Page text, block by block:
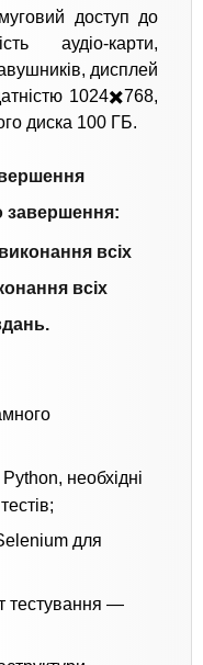
доступ до
аудіо-карти,
дисплей
1024✖️768,
диска 100 ГБ.
завершення:
всіх
всіх
необхідні
для
тестування —